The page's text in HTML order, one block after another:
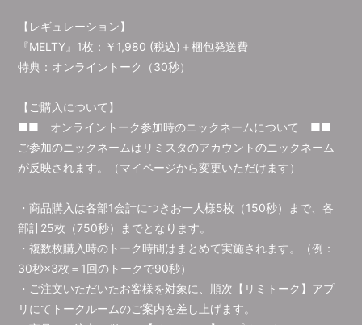
【レギュレーション】
『MELTY』1枚：￥1,980 (税込)＋梱包発送費
特典：オンライントーク（30秒）
【ご購入について】
■■ オンライントーク参加時のニックネームについて ■■
ご参加のニックネームはリミスタのアカウントのニックネーム
が反映されます。（マイページから変更いただけます）
・商品購入は各部1会計につきお一人様5枚（150秒）まで、各
部計25枚（750秒）までとなります。
・複数枚購入時のトーク時間はまとめて実施されます。（例：
30秒×3枚＝1回のトークで90秒）
・ご注文いただいたお客様を対象に、順次【リミトーク】アプ
リにてトークルームのご案内を差し上げます。